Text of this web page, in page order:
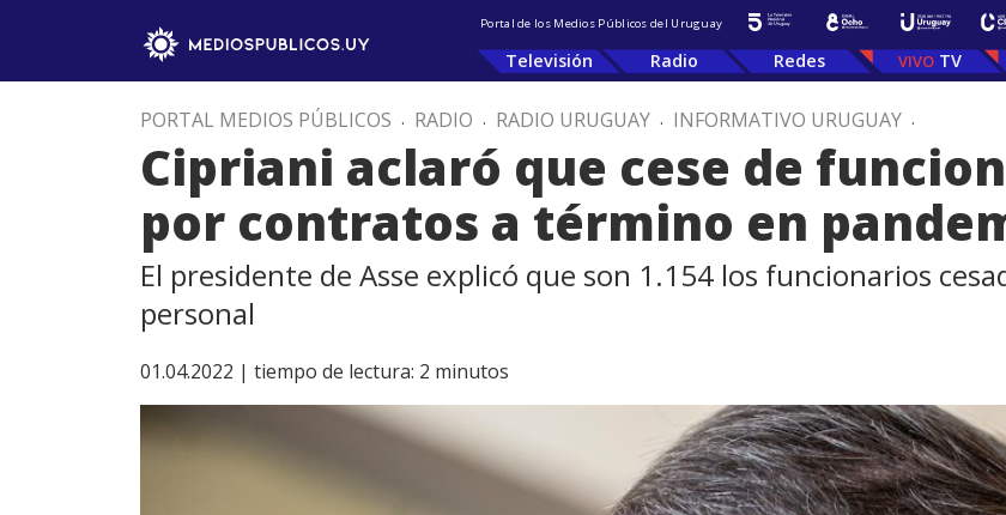
Portal de los Medios Públicos del Uruguay
Televisión Radio Redes TV
PORTAL MEDIOS PÚBLICOS . RADIO . RADIO URUGUAY . INFORMATIVO URUGUAY .
Cipriani aclaró que cese de
por contratos a término en
El presidente de Asse explicó que son 1.154 los funcionarios
personal
01.04.2022 | tiempo de lectura: 2 minutos